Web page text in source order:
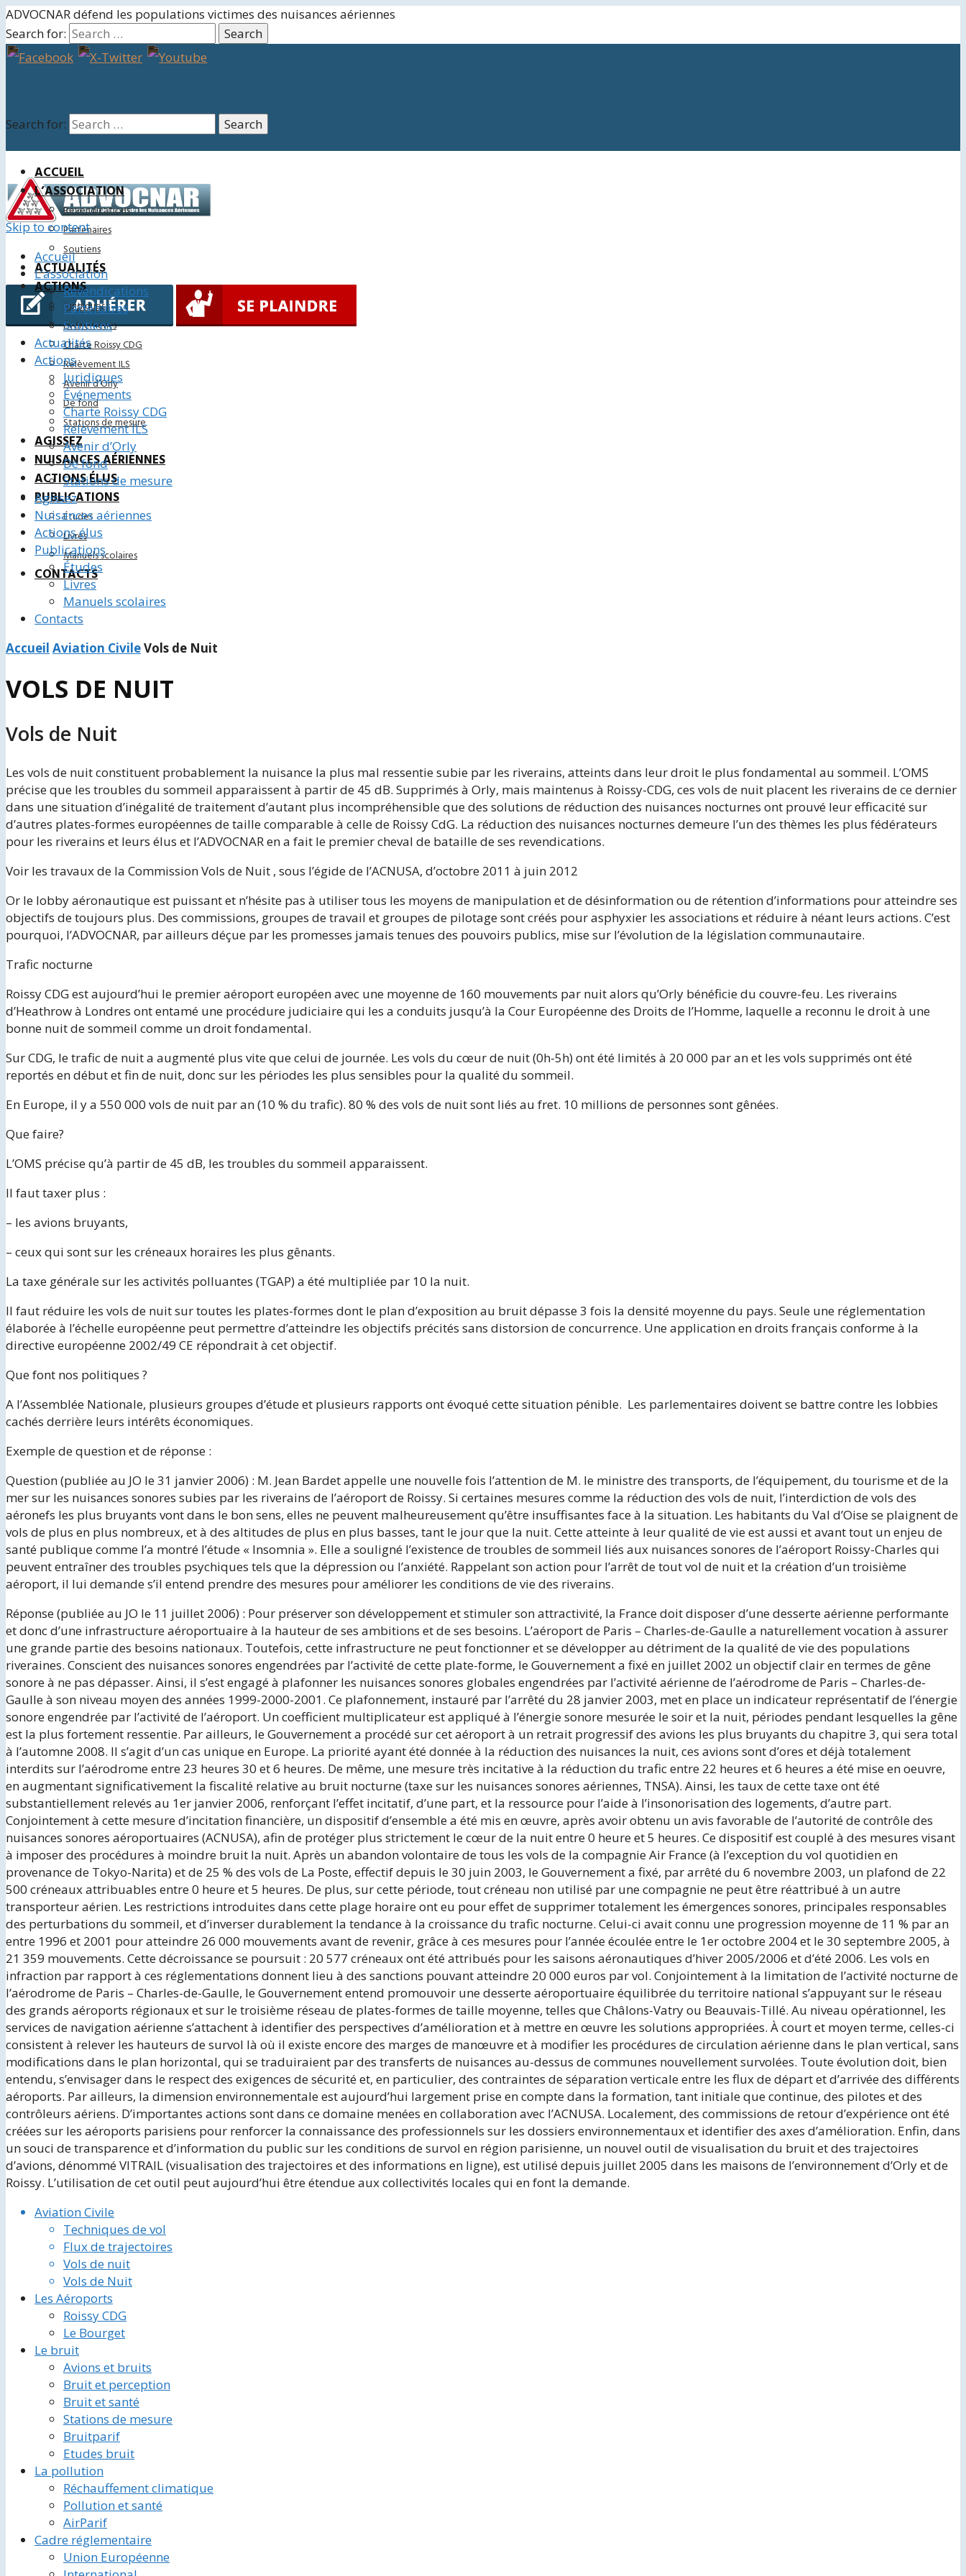
ADVOCNAR défend les populations victimes des nuisances aériennes
Search for:
Search for:
ACCUEIL
L’ASSOCIATION
Revendications
Partenaires
Soutiens
ACTUALITÉS
ACTIONS
Juridiques
Événements
Charte Roissy CDG
Relèvement ILS
Avenir d’Orly
De fond
Stations de mesure
AGISSEZ
NUISANCES AÉRIENNES
ACTIONS ÉLUS
PUBLICATIONS
Études
Livres
Manuels scolaires
CONTACTS
Skip to content
Accueil
L’association
Revendications
Partenaires
Soutiens
Actualités
Actions
Juridiques
Événements
Charte Roissy CDG
Relèvement ILS
Avenir d’Orly
De fond
Stations de mesure
Agissez
Nuisances aériennes
Actions élus
Publications
Études
Livres
Manuels scolaires
Contacts
Accueil Aviation CivileVols de Nuit
VOLS DE NUIT
Vols de Nuit
Les vols de nuit constituent probablement la nuisance la plus mal ressentie subie par les riverains, atteints dans leur droit le plus fondamental au sommeil. L’OMS
précise que les troubles du sommeil apparaissent à partir de 45 dB. Supprimés à Orly, mais maintenus à Roissy-CDG, ces vols de nuit placent les riverains de ce dernier
dans une situation d’inégalité de traitement d’autant plus incompréhensible que des solutions de réduction des nuisances nocturnes ont prouvé leur efficacité sur
d’autres plates-formes européennes de taille comparable à celle de Roissy CdG. La réduction des nuisances nocturnes demeure l’un des thèmes les plus fédérateurs
pour les riverains et leurs élus et l’ADVOCNAR en a fait le premier cheval de bataille de ses revendications.
Voir les travaux de la Commission Vols de Nuit , sous l’égide de l’ACNUSA, d’octobre 2011 à juin 2012
Or le lobby aéronautique est puissant et n’hésite pas à utiliser tous les moyens de manipulation et de désinformation ou de rétention d’informations pour atteindre ses
objectifs de toujours plus. Des commissions, groupes de travail et groupes de pilotage sont créés pour asphyxier les associations et réduire à néant leurs actions. C’est
pourquoi, l’ADVOCNAR, par ailleurs déçue par les promesses jamais tenues des pouvoirs publics, mise sur l’évolution de la législation communautaire.
Trafic nocturne
Roissy CDG est aujourd’hui le premier aéroport européen avec une moyenne de 160 mouvements par nuit alors qu’Orly bénéficie du couvre-feu. Les riverains
d’Heathrow à Londres ont entamé une procédure judiciaire qui les a conduits jusqu’à la Cour Européenne des Droits de l’Homme, laquelle a reconnu le droit à une
bonne nuit de sommeil comme un droit fondamental.
Sur CDG, le trafic de nuit a augmenté plus vite que celui de journée. Les vols du cœur de nuit (0h-5h) ont été limités à 20 000 par an et les vols supprimés ont été
reportés en début et fin de nuit, donc sur les périodes les plus sensibles pour la qualité du sommeil.
En Europe, il y a 550 000 vols de nuit par an (10 % du trafic). 80 % des vols de nuit sont liés au fret. 10 millions de personnes sont gênées.
Que faire?
L’OMS précise qu’à partir de 45 dB, les troubles du sommeil apparaissent.
Il faut taxer plus :
– les avions bruyants,
– ceux qui sont sur les créneaux horaires les plus gênants.
La taxe générale sur les activités polluantes (TGAP) a été multipliée par 10 la nuit.
Il faut réduire les vols de nuit sur toutes les plates-formes dont le plan d’exposition au bruit dépasse 3 fois la densité moyenne du pays. Seule une réglementation
élaborée à l’échelle européenne peut permettre d’atteindre les objectifs précités sans distorsion de concurrence. Une application en droits français conforme à la
directive européenne 2002/49 CE répondrait à cet objectif.
Que font nos politiques ?
A l’Assemblée Nationale, plusieurs groupes d’étude et plusieurs rapports ont évoqué cette situation pénible. Les parlementaires doivent se battre contre les lobbies
cachés derrière leurs intérêts économiques.
Exemple de question et de réponse :
Question (publiée au JO le 31 janvier 2006) : M. Jean Bardet appelle une nouvelle fois l’attention de M. le ministre des transports, de l’équipement, du tourisme et de la
mer sur les nuisances sonores subies par les riverains de l’aéroport de Roissy. Si certaines mesures comme la réduction des vols de nuit, l’interdiction de vols des
aéronefs les plus bruyants vont dans le bon sens, elles ne peuvent malheureusement qu’être insuffisantes face à la situation. Les habitants du Val d’Oise se plaignent de
vols de plus en plus nombreux, et à des altitudes de plus en plus basses, tant le jour que la nuit. Cette atteinte à leur qualité de vie est aussi et avant tout un enjeu de
santé publique comme l’a montré l’étude « Insomnia ». Elle a souligné l’existence de troubles de sommeil liés aux nuisances sonores de l’aéroport Roissy-Charles qui
peuvent entraîner des troubles psychiques tels que la dépression ou l’anxiété. Rappelant son action pour l’arrêt de tout vol de nuit et la création d’un troisième
aéroport, il lui demande s’il entend prendre des mesures pour améliorer les conditions de vie des riverains.
Réponse (publiée au JO le 11 juillet 2006) : Pour préserver son développement et stimuler son attractivité, la France doit disposer d’une desserte aérienne performante
et donc d’une infrastructure aéroportuaire à la hauteur de ses ambitions et de ses besoins. L’aéroport de Paris – Charles-de-Gaulle a naturellement vocation à assurer
une grande partie des besoins nationaux. Toutefois, cette infrastructure ne peut fonctionner et se développer au détriment de la qualité de vie des populations
riveraines. Conscient des nuisances sonores engendrées par l’activité de cette plate-forme, le Gouvernement a fixé en juillet 2002 un objectif clair en termes de gêne
sonore à ne pas dépasser. Ainsi, il s’est engagé à plafonner les nuisances sonores globales engendrées par l’activité aérienne de l’aérodrome de Paris – Charles-de-
Gaulle à son niveau moyen des années 1999-2000-2001. Ce plafonnement, instauré par l’arrêté du 28 janvier 2003, met en place un indicateur représentatif de l’énergie
sonore engendrée par l’activité de l’aéroport. Un coefficient multiplicateur est appliqué à l’énergie sonore mesurée le soir et la nuit, périodes pendant lesquelles la gêne
est la plus fortement ressentie. Par ailleurs, le Gouvernement a procédé sur cet aéroport à un retrait progressif des avions les plus bruyants du chapitre 3, qui sera total
à l’automne 2008. Il s’agit d’un cas unique en Europe. La priorité ayant été donnée à la réduction des nuisances la nuit, ces avions sont d’ores et déjà totalement
interdits sur l’aérodrome entre 23 heures 30 et 6 heures. De même, une mesure très incitative à la réduction du trafic entre 22 heures et 6 heures a été mise en oeuvre,
en augmentant significativement la fiscalité relative au bruit nocturne (taxe sur les nuisances sonores aériennes, TNSA). Ainsi, les taux de cette taxe ont été
substantiellement relevés au 1er janvier 2006, renforçant l’effet incitatif, d’une part, et la ressource pour l’aide à l’insonorisation des logements, d’autre part.
Conjointement à cette mesure d’incitation financière, un dispositif d’ensemble a été mis en œuvre, après avoir obtenu un avis favorable de l’autorité de contrôle des
nuisances sonores aéroportuaires (ACNUSA), afin de protéger plus strictement le cœur de la nuit entre 0 heure et 5 heures. Ce dispositif est couplé à des mesures visant
à imposer des procédures à moindre bruit la nuit. Après un abandon volontaire de tous les vols de la compagnie Air France (à l’exception du vol quotidien en
provenance de Tokyo-Narita) et de 25 % des vols de La Poste, effectif depuis le 30 juin 2003, le Gouvernement a fixé, par arrêté du 6 novembre 2003, un plafond de 22
500 créneaux attribuables entre 0 heure et 5 heures. De plus, sur cette période, tout créneau non utilisé par une compagnie ne peut être réattribué à un autre
transporteur aérien. Les restrictions introduites dans cette plage horaire ont eu pour effet de supprimer totalement les émergences sonores, principales responsables
des perturbations du sommeil, et d’inverser durablement la tendance à la croissance du trafic nocturne. Celui-ci avait connu une progression moyenne de 11 % par an
entre 1996 et 2001 pour atteindre 26 000 mouvements avant de revenir, grâce à ces mesures pour l’année écoulée entre le 1er octobre 2004 et le 30 septembre 2005, à
21 359 mouvements. Cette décroissance se poursuit : 20 577 créneaux ont été attribués pour les saisons aéronautiques d’hiver 2005/2006 et d’été 2006. Les vols en
infraction par rapport à ces réglementations donnent lieu à des sanctions pouvant atteindre 20 000 euros par vol. Conjointement à la limitation de l’activité nocturne de
l’aérodrome de Paris – Charles-de-Gaulle, le Gouvernement entend promouvoir une desserte aéroportuaire équilibrée du territoire national s’appuyant sur le réseau
des grands aéroports régionaux et sur le troisième réseau de plates-formes de taille moyenne, telles que Châlons-Vatry ou Beauvais-Tillé. Au niveau opérationnel, les
services de navigation aérienne s’attachent à identifier des perspectives d’amélioration et à mettre en œuvre les solutions appropriées. À court et moyen terme, celles-ci
consistent à relever les hauteurs de survol là où il existe encore des marges de manœuvre et à modifier les procédures de circulation aérienne dans le plan vertical, sans
modifications dans le plan horizontal, qui se traduiraient par des transferts de nuisances au-dessus de communes nouvellement survolées. Toute évolution doit, bien
entendu, s’envisager dans le respect des exigences de sécurité et, en particulier, des contraintes de séparation verticale entre les flux de départ et d’arrivée des différents
aéroports. Par ailleurs, la dimension environnementale est aujourd’hui largement prise en compte dans la formation, tant initiale que continue, des pilotes et des
contrôleurs aériens. D’importantes actions sont dans ce domaine menées en collaboration avec l’ACNUSA. Localement, des commissions de retour d’expérience ont été
créées sur les aéroports parisiens pour renforcer la connaissance des professionnels sur les dossiers environnementaux et identifier des axes d’amélioration. Enfin, dans
un souci de transparence et d’information du public sur les conditions de survol en région parisienne, un nouvel outil de visualisation du bruit et des trajectoires
d’avions, dénommé VITRAIL (visualisation des trajectoires et des informations en ligne), est utilisé depuis juillet 2005 dans les maisons de l’environnement d’Orly et de
Roissy. L’utilisation de cet outil peut aujourd’hui être étendue aux collectivités locales qui en font la demande.
Aviation Civile
Techniques de vol
Flux de trajectoires
Vols de nuit
Vols de Nuit
Les Aéroports
Roissy CDG
Le Bourget
Le bruit
Avions et bruits
Bruit et perception
Bruit et santé
Stations de mesure
Bruitparif
Etudes bruit
La pollution
Réchauffement climatique
Pollution et santé
AirParif
Cadre réglementaire
Union Européenne